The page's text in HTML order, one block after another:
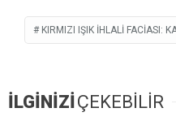
KIRMIZI IŞIK İHLALI FACIASI:
İLGİNİZİÇEKEBİLİR